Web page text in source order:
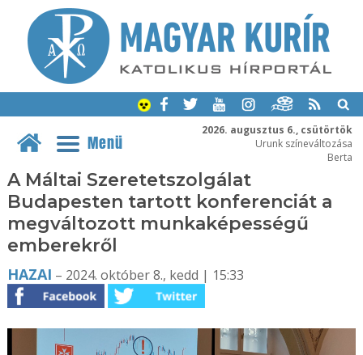
2026. augusztus 6., csütörtök
Urunk színeváltozása
Berta
Menü
A Máltai Szeretetszolgálat
Budapesten tartott konferenciát a
megváltozott munkaképességű
emberekről
HAZAI – 2024. október 8., kedd | 15:33